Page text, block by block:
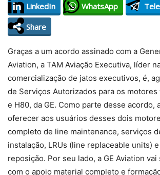
LinkedIn
WhatsApp
Share
Graças a um acordo assinado com a
Aviation, a TAM Aviação Executiva, líder
comercialização de jatos executivos, é,
de Serviços Autorizados para os motores
e H80, da GE. Como parte desse acordo,
oferecer aos usuários desses dois
completo de line maintenance, serviços
instalação, LRUs (line replaceable units)
reposição. Por seu lado, a GE Aviation vai
com o apoio material completo e